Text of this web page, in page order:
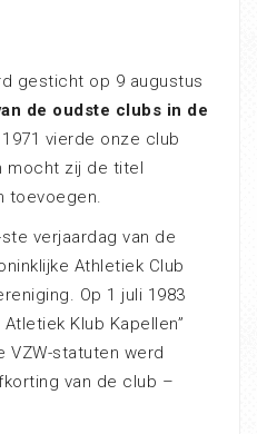
gesticht op 9 augustus
de oudste clubs in de
1971 vierde onze club
mocht zij de titel
toevoegen.
verjaardag van de
Athletiek Club
Op 1 juli 1983
Klub Kapellen”
VZW-statuten werd
van de club –